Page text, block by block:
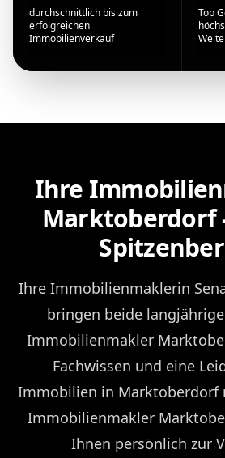
durchschnittlich bis zum
erfolgreichen
Immobilienverkauf
Top
Ihre
Marktoberdorf
Ihre Immobilienmaklerin
bringen beide
Immobilienmakler
Fachwissen und eine
Immobilien in Marktoberdorf
Immobilienmakler
Ihnen persönlich zur